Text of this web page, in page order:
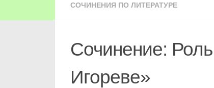
СОЧИНЕНИЯ ПО ЛИТЕРАТУРЕ
Сочинение:
Игореве»